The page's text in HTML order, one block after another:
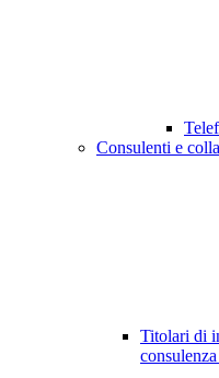
Consulenti e
Titolari di
consulenza